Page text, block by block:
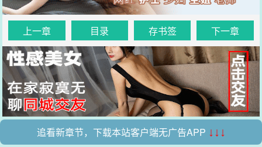
上一章 目录 存书签 下一章
追看新章节，下载本站客户端无广告APP ↓↓↓